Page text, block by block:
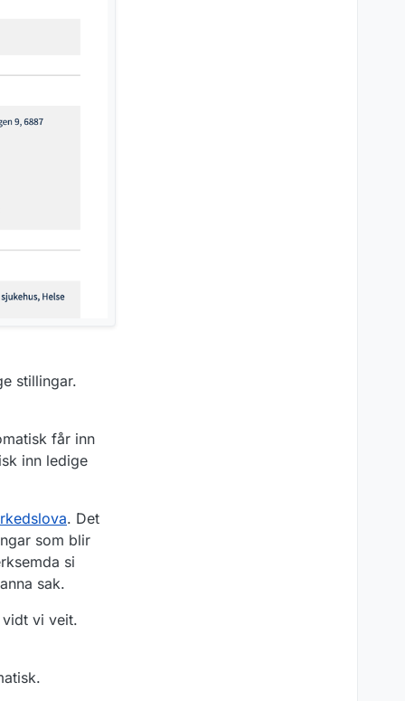
stillingar.
får inn
inn ledige
. Det
som blir
si
sak.
vidt vi veit.